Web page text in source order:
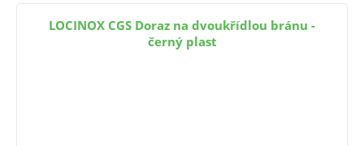
LOCINOX CGS Doraz na dvoukřídlou bránu -
černý plast